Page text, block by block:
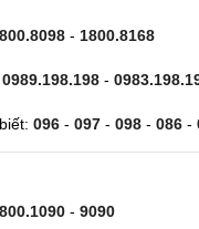
- 1800.8168
0989.198.198 -
096 - 097 - 098 - 086 -
- 9090